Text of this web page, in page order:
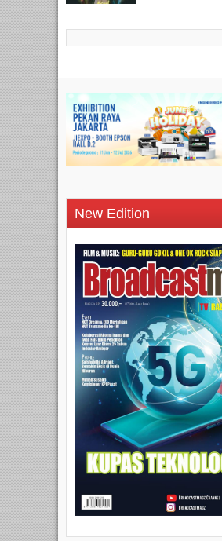
New Edition